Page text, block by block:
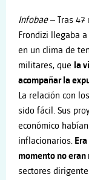
Infobae– Tras
Frondizi llegaba
en un clima de
militares, que la
acompañar la
La relación con
sido fácil. Sus
económico
inflacionarios.
momento no eran
sectores